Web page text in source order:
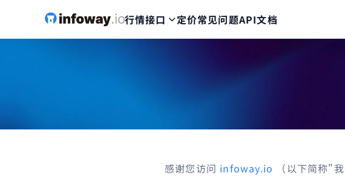
行情接口 定价常见问题API文档
感谢您访问 infoway.io （以下简称"